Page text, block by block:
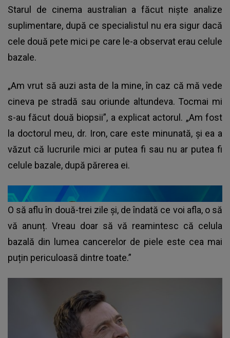
Starul de cinema australian a făcut niște analize
suplimentare, după ce specialistul nu era sigur dacă
cele două pete mici pe care le-a observat erau celule
bazale.
„Am vrut să auzi asta de la mine, în caz că mă vede
cineva pe stradă sau oriunde altundeva. Tocmai mi
s-au făcut două biopsii”, a explicat actorul. „Am fost
la doctorul meu, dr. Iron, care este minunată, și ea a
văzut că lucrurile mici ar putea fi sau nu ar putea fi
celule bazale, după părerea ei.
O să aflu în două-trei zile și, de îndată ce voi afla, o să
vă anunț. Vreau doar să vă reamintesc că celula
bazală din lumea cancerelor de piele este cea mai
puțin periculoasă dintre toate.”